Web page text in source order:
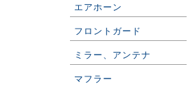
エアホーン
フロントガード
ミラー、アンテナ
マフラー